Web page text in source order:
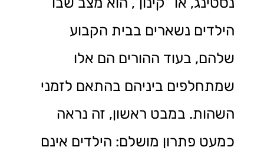
הילדים נשארים בבית הקבוע
שלהם, בעוד ההורים הם אלו
שמתחלפים ביניהם בהתאם לזמני
השהות. במבט ראשון, זה נראה
כמעט פתרון מושלם: הילדים אינם